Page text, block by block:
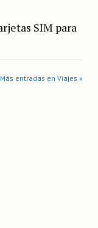
SIM para
Más entradas en Viajes »